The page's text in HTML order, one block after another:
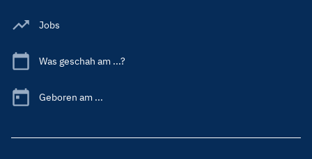
Jobs
Was geschah am ...?
Geboren am ...